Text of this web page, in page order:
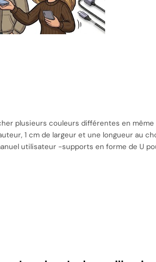
plusieurs couleurs différentes en
1 cm de largeur et une longueur au
utilisateur -supports en forme de U